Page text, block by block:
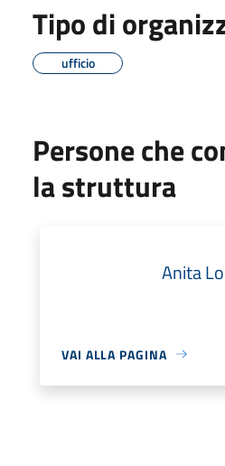
Tipo di
ufficio
Persone che
la struttura
Anita
VAI ALLA PAGINA